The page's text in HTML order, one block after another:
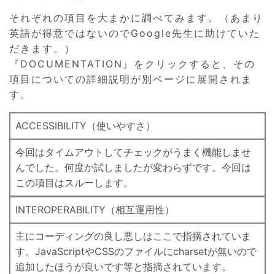
それぞれの項目を大まかに調べてみます。（あまり
英語が得意ではないのでGoogle先生に助けていた
だきます。）
『DOCUMENTATION』をクリックすると、その
項目についての詳細説明が別ページに展開されま
す。
ACCESSIBILITY（使いやすさ）
今回はタイムアウトしてチェックがうまく機能しませ
んでした。何度か試しましたが変わらずです。今回は
この項目はスルーします。
INTEROPERABILITY（相互運用性）
主にコーディングの良し悪しはここで指摘されていま
す。JavaScriptやCSSのファイルにcharsetが無いので
追加したほうが良いです等と指摘されています。